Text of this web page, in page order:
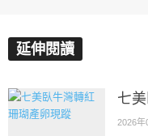
延伸閱讀
七
2026年